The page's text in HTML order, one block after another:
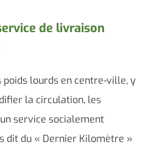
de livraison
lourds en centre-ville, y
la circulation, les
service socialement
dit du « Dernier Kilomètre »